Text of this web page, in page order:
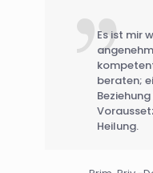
Es ist mir
beraten;
Heilung.